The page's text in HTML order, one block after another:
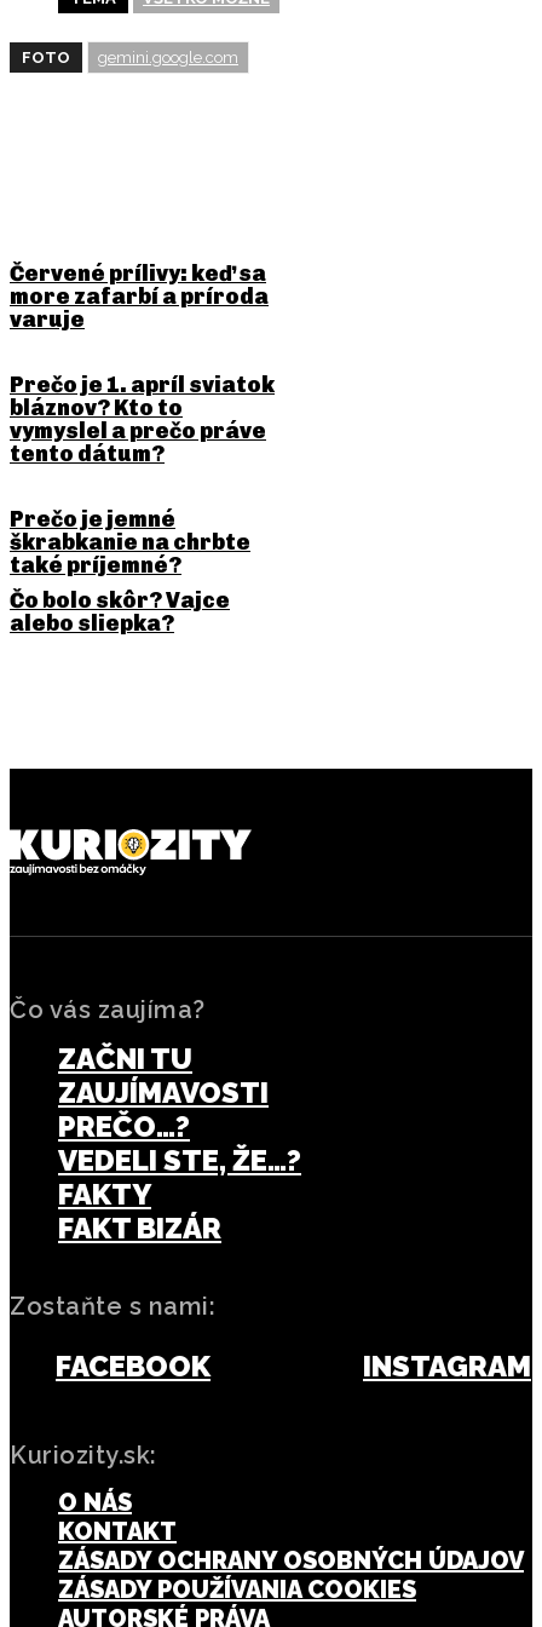
FOTO gemini.google.com
Červené prílivy: keď sa
more zafarbí a príroda
varuje
Prečo je 1. apríl sviatok
bláznov? Kto to
vymyslel a prečo práve
tento dátum?
Prečo je jemné
škrabkanie na chrbte
také príjemné?
Čo bolo skôr? Vajce
alebo sliepka?
Čo vás zaujíma?
ZAČNI TU
ZAUJÍMAVOSTI
PREČO…?
VEDELI STE, ŽE…?
FAKTY
FAKT BIZÁR
Zostaňte s nami:
FACEBOOK INSTAGRAM
Kuriozity.sk:
O NÁS
KONTAKT
ZÁSADY OCHRANY OSOBNÝCH ÚDAJOV
ZÁSADY POUŽÍVANIA COOKIES
AUTORSKÉ PRÁVA